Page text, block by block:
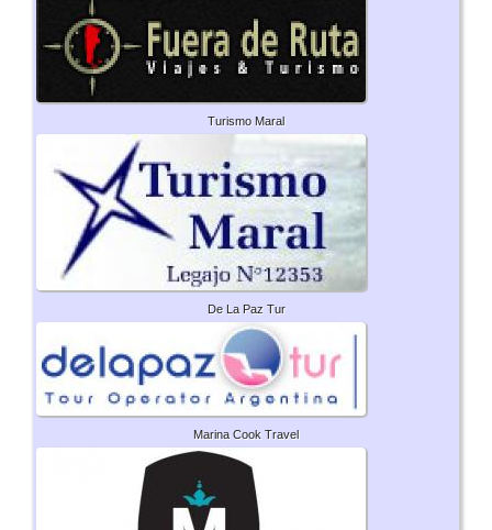
Turismo Maral
De La Paz Tur
Marina Cook Travel